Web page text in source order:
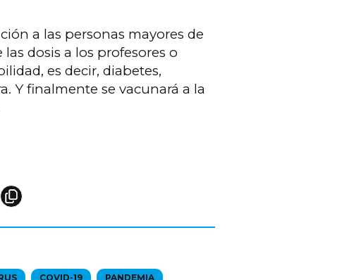
a las personas mayores de
dosis a los profesores o
es decir, diabetes,
Y finalmente se vacunará a la
COVID-19 PANDEMIA